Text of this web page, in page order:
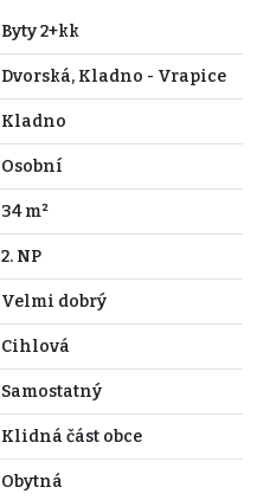
Byty 2+kk
Dvorská, Kladno - Vrapice
Kladno
Osobní
34 m²
2. NP
Velmi dobrý
Cihlová
Samostatný
Klidná část obce
Obytná